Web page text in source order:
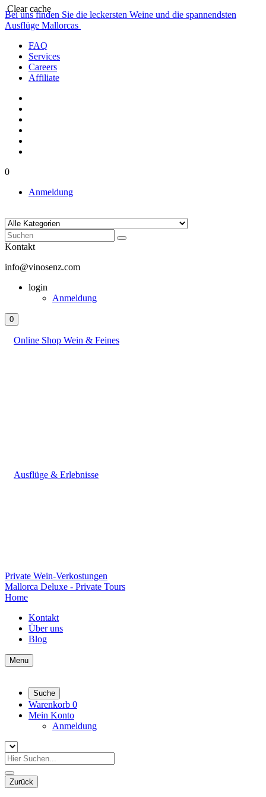
Bei uns finden Sie die leckersten Weine und die spannendsten
Ausflüge Mallorcas
FAQ
Services
Careers
Affiliate
0
Anmeldung
Kontakt
info@vinosenz.com
login
Anmeldung
0
Online Shop Wein & Feines
Ausflüge & Erlebnisse
Private Wein-Verkostungen
Mallorca Deluxe - Private Tours
Home
Kontakt
Über uns
Blog
Menu
Suche
Warenkorb 0
Mein Konto
Anmeldung
Zurück
Clear cache